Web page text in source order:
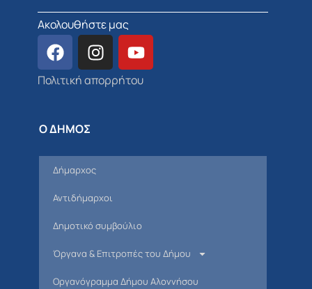
Ακολουθήστε μας
Πολιτική απορρήτου
Ο ΔΗΜΟΣ
Δήμαρχος
Αντιδήμαρχοι
Δημοτικό συμβούλιο
Όργανα & Επιτροπές του Δήμου
Οργανόγραμμα Δήμου Αλοννήσου